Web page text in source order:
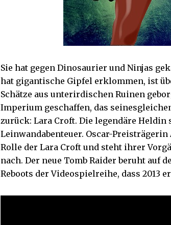
Sie hat gegen Dinosaurier und Ninjas
hat gigantische Gipfel erklommen, ist
Schätze aus unterirdischen Ruinen
Imperium geschaffen, das
zurück: Lara Croft. Die legendäre
Leinwandabenteuer. Oscar-
Rolle der Lara Croft und steht ihrer
nach. Der neue Tomb Raider beruht auf
Reboots der Videospielreihe, dass 2013